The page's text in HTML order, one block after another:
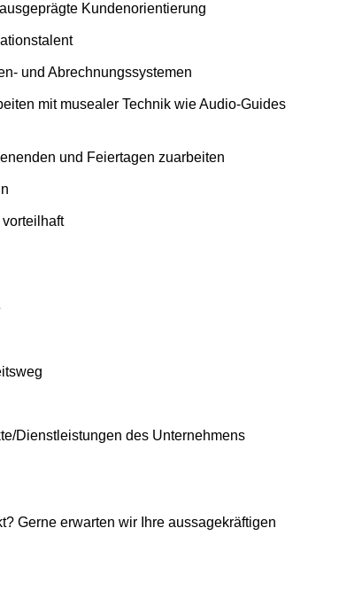
Kundenorientierung
und Abrechnungssystemen
mit musealer Technik wie Audio-Guides
und Feiertagen zuarbeiten
Dienstleistungen des Unternehmens
Gerne erwarten wir Ihre aussagekräftigen